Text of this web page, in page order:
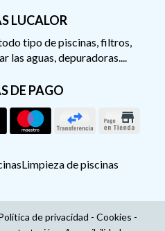
LUCALOR
tipo de piscinas, filtros,
las aguas, depuradoras....
DE PAGO
Limpieza de piscinas
de privacidad - Cookies -